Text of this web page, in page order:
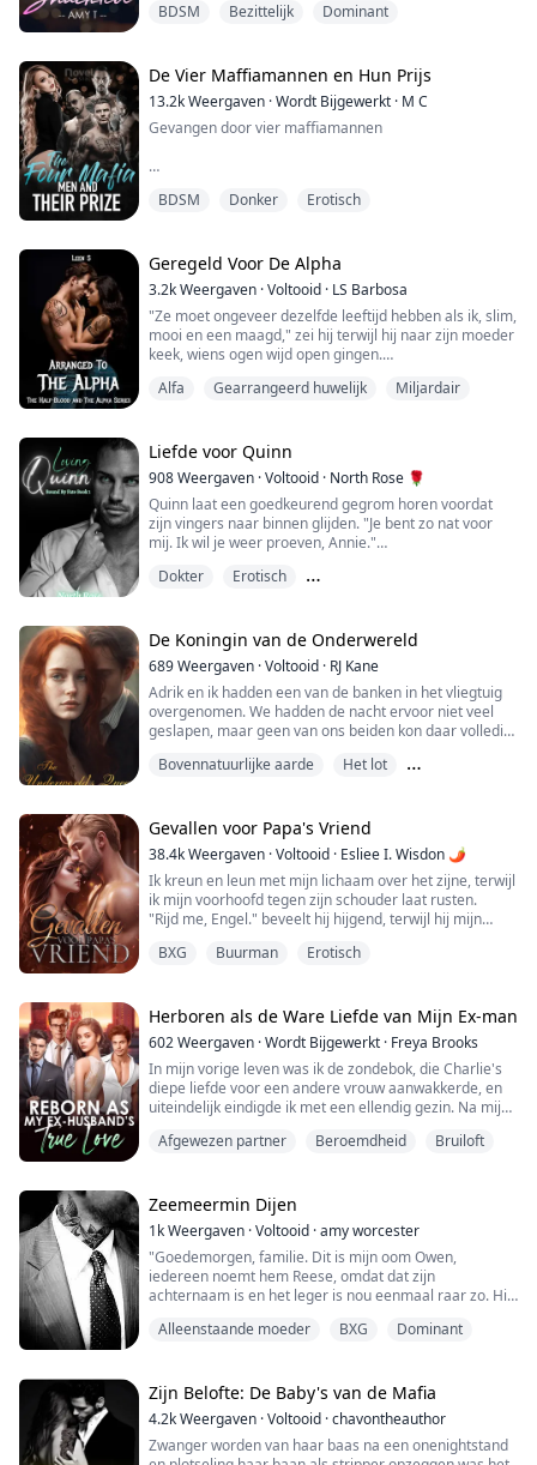
verraderlijke man met wie mijn vader, een Hertog van
Nu ben ik gedwongen om mijn voormalige beste vr...
BDSM Bezittelijk Dominant
De Vier Maffiamannen en Hun Prijs
13.2kWeergaven ·Wordt Bijgewerkt · M C
Gevangen door vier maffiamannen
mijn hele lichaam die me stevig knijpen als
mijn lippen een beetje. Jason verspilt geen tijd en
verslindt elke centimeter van mijn mond met zijn tong.
Onze lippen doen de tango, zijn dominan...
BDSM Donker Erotisch
Geregeld Voor De Alpha
3.2kWeergaven ·Voltooid · LS Barbosa
"Ze moet ongeveer dezelfde leeftijd hebben als ik, slim,
mooi en een maagd," zei hij terwijl hij naar zijn moeder
keek, wiens ogen wijd open gingen.
maagd is of niet...?"
vrouw zijn die nog nooit door een man is aangeraakt,"
zei de Alpha terwijl hij v...
Alfa Gearrangeerd huwelijk Miljardair
Liefde voor Quinn
908Weergaven ·Voltooid · North Rose 🌹
Quinn laat een goedkeurend gegrom horen voordat
zijn vingers naar binnen glijden. "Je bent zo nat voor
mij. Ik wil je weer proeven, Annie."
Voordat ik besef wat hij van plan is, zakt Quinn op zijn
clitoris werkt. Hij schuift twee van zijn vingers diep in
me.
Met één hand die mijn bureau...
Dokter
Erotisch
De Koningin van de Onderwereld
689Weergaven ·Voltooid · RJ Kane
Adrik en ik hadden een van de banken in het vliegtuig
overgenomen. We hadden de nacht ervoor niet veel
geslapen, maar geen van ons beiden kon daar volledig
wakker maakte als hij mij wakker maakte.
zou ontmoeten. Hij was nerveus omdat zijn vader een
erg norse man kon zijn en hij was bang dat hi...
Bovennatuurlijke aarde
Het lot
Gevallen voor Papa's Vriend
38.4kWeergaven ·Voltooid · Esliee I. Wisdon 🌶
Ik kreun en leun met mijn lichaam over het zijne, terwijl
ik mijn voorhoofd tegen zijn schouder laat rusten.
"Rijd me, Engel." beveelt hij hijgend, terwijl hij mijn
"Steek het in me, alsjeblieft..." smeek ik, terwijl ik in zijn
sterker dan welk orgasme ik ooit alleen heb gevoeld....
BXG Buurman Erotisch
Herboren als de Ware Liefde van Mijn Ex-man
602Weergaven ·Wordt Bijgewerkt · Freya Brooks
In mijn vorige leven was ik de zondebok, die Charlie's
diepe liefde voor een andere vrouw aanwakkerde, en
uiteindelijk eindigde ik met een ellendig gezin. Na mijn
tot Peiheng de scheiding zou aanvragen. Maar de
nauwelijks thuis kwam, nu om de ...
Afgewezen partner Beroemdheid Bruiloft
Zeemeermin Dijen
1kWeergaven ·Voltooid ·amy worcester
"Goedemorgen, familie. Dit is mijn oom Owen,
iedereen noemt hem Reese, omdat dat zijn
achternaam is en het leger is nou eenmaal raar zo. Hij
probeert zichzelf te vinden. Voor het eerst in haar leven
staat ze niet onder de controle van een man. Met een
afwezige vader, een gewelddad...
Alleenstaande moeder BXG Dominant
Zijn Belofte: De Baby's van de Mafia
4.2kWeergaven ·Voltooid ·chavontheauthor
Zwanger worden van haar baas na een onenightstand